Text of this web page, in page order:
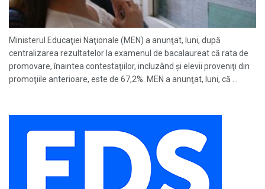
Ministerul Educaţiei Naţionale (MEN) a anunţat, luni, după
centralizarea rezultatelor la examenul de bacalaureat că rata de
promovare, înaintea contestaţiilor, incluzând şi elevii proveniţi din
promoţiile anterioare, este de 67,2%. MEN a anunţat, luni, că ...